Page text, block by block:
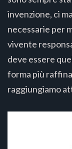
invenzione, ci
necessarie per
vivente
deve essere
forma più
raggiungiamo